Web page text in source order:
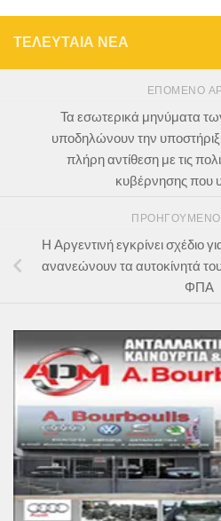
ΤΕΛΕΥΤΑΙΑ ΝΕΑ
ΕΠΌΜΕΝΟ
Τα εσωτερικά μηνύματα
υποδηλώνουν την
πλήρη αντίθεση με τις
κυβέρνησης που
Η Αργεντινή εγκρίνει σχέδιο
ανανεώνουν τα αυτοκίνητά
ΦΠΑ